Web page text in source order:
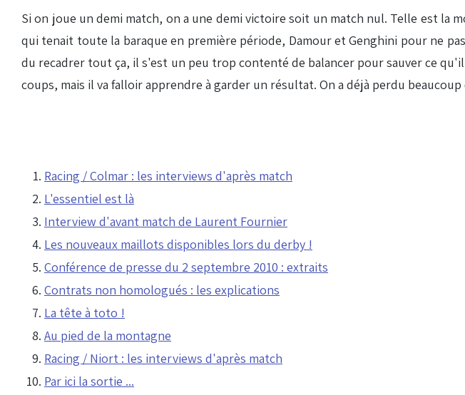
Si on joue un demi match, on a une demi victoire soit un match nul. Telle est
qui tenait toute la baraque en première période, Damour et Genghini pour ne
du recadrer tout ça, il s'est un peu trop contenté de balancer pour sauver ce
coups, mais il va falloir apprendre à garder un résultat. On a déjà perdu
Racing / Colmar : les interviews d'après match
L'essentiel est là
Interview d'avant match de Laurent Fournier
Les nouveaux maillots disponibles lors du derby !
Conférence de presse du 2 septembre 2010 : extraits
Contrats non homologués : les explications
La tête à toto !
Au pied de la montagne
Racing / Niort : les interviews d'après match
Par ici la sortie ...